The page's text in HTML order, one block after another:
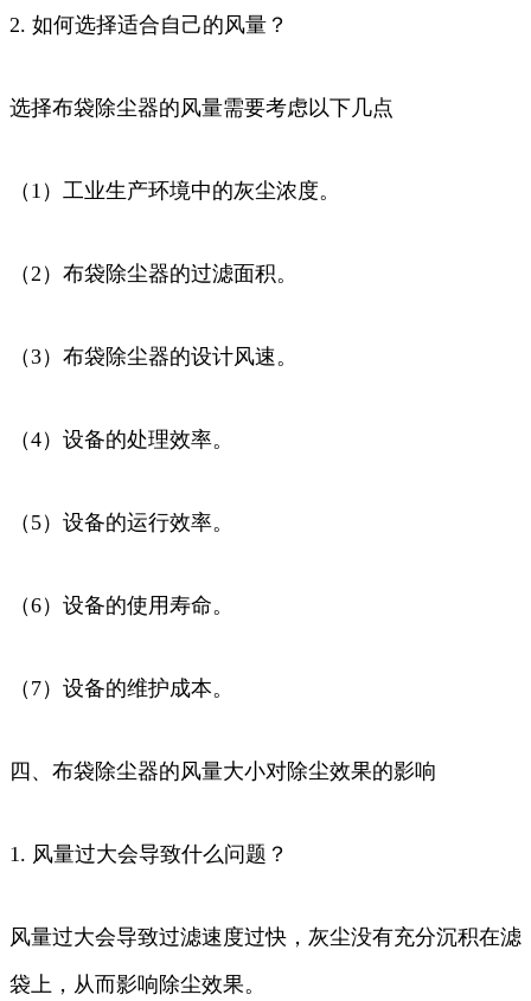
2. 如何选择适合自己的风量？
选择布袋除尘器的风量需要考虑以下几点
（1）工业生产环境中的灰尘浓度。
（2）布袋除尘器的过滤面积。
（3）布袋除尘器的设计风速。
（4）设备的处理效率。
（5）设备的运行效率。
（6）设备的使用寿命。
（7）设备的维护成本。
四、布袋除尘器的风量大小对除尘效果的影响
1. 风量过大会导致什么问题？
风量过大会导致过滤速度过快，灰尘没有充分沉积在滤
袋上，从而影响除尘效果。